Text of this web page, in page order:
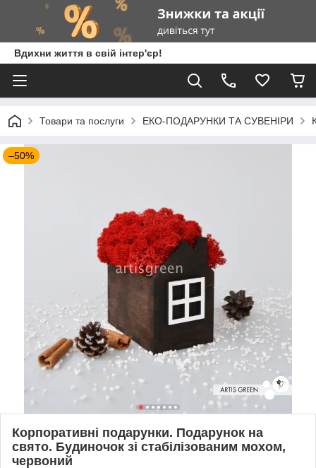
Вдихни життя в свій інтер'єр!
Товари та послуги ЕКО-ПОДАРУНКИ ТА СУВЕНІРИ
–50%
Корпоративні подарунки. Подарунок на
свято. Будиночок зі стабілізованим мохом,
червоний